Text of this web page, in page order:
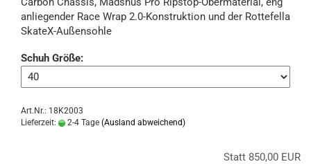
anliegender Race Wrap 2.0-Konstruktion und der Rottefella
SkateX-Außensohle
Schuh Größe:
Art.Nr.: 18K2003
Lieferzeit:
2-4 Tage (Ausland abweichend)
Statt 850,00 EUR